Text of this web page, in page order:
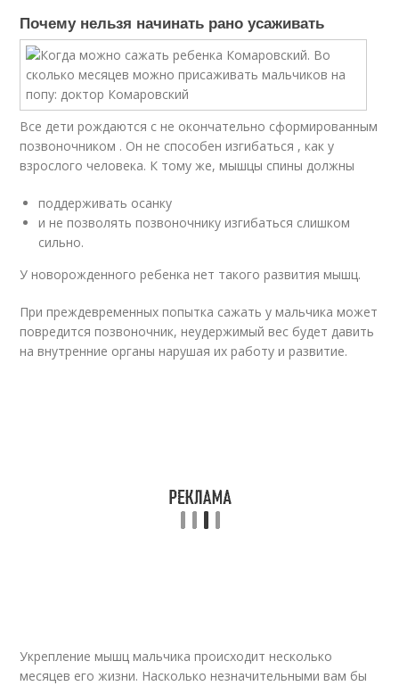
Почему нельзя начинать рано усаживать
Все дети рождаются с не окончательно сформированным
позвоночником . Он не способен изгибаться , как у
взрослого человека. К тому же, мышцы спины должны
поддерживать осанку
и не позволять позвоночнику изгибаться слишком
сильно.
У новорожденного ребенка нет такого развития мышц.
При преждевременных попытка сажать у мальчика может
повредится позвоночник, неудержимый вес будет давить
на внутренние органы нарушая их работу и развитие.
Укрепление мышц мальчика происходит несколько
месяцев его жизни. Насколько незначительными вам бы